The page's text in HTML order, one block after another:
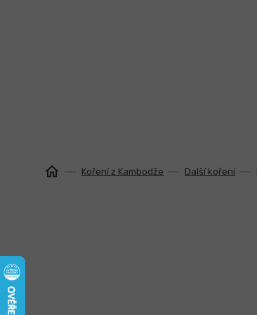
Koření z Kambodže Další koření